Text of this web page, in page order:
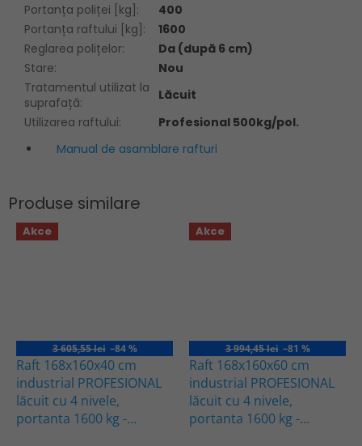
Akce
3 605,55 lei –84 %
Raft 168x160x40 cm
industrial PROFESIONAL
lăcuit cu 4 nivele,
portanta 1600 kg -
Akce
3 994,45 lei –81 %
Raft 168x160x60 cm
industrial PROFESIONAL
lăcuit cu 4 nivele,
portanta 1600 kg -
Portanța poliței [kg] :
400
Portanța raftului [kg] :
1600
Reglarea polițelor:
Da (după 6 cm)
Stare:
Nou
Tratamentul utilizat la
suprafață:
Lăcuit
Utilizarea raftului:
Profesional 500kg/pol.
Manual de asamblare rafturi